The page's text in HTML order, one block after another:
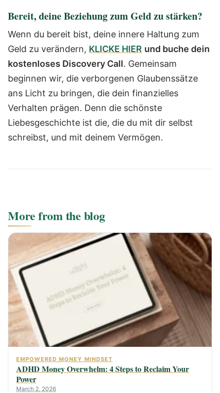
Bereit, deine Beziehung zum Geld zu stärken?
Wenn du bereit bist, deine innere Haltung zum
Geld zu verändern, KLICKE HIER und buche dein
kostenloses Discovery Call. Gemeinsam
beginnen wir, die verborgenen Glaubenssätze
ans Licht zu bringen, die dein finanzielles
Verhalten prägen. Denn die schönste
Liebesgeschichte ist die, die du mit dir selbst
schreibst, und mit deinem Vermögen.
More from the blog
EMPOWERED MONEY MINDSET
ADHD Money Overwhelm: 4 Steps to Reclaim Your
Power
March 2, 2026